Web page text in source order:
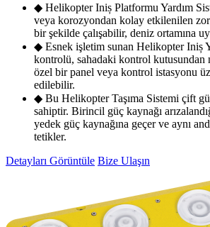
◆ Helikopter Iniș Platformu Yardım
veya korozyondan kolay etkilenilen
bir şekilde çalışabilir, deniz ortamına
◆ Esnek işletim sunan Helikopter Iniș
kontrolü, sahadaki kontrol kutusundan
özel bir panel veya kontrol istasyonu
edilebilir.
◆ Bu Helikopter Taşıma Sistemi çift
sahiptir. Birincil güç kaynağı
yedek güç kaynağına geçer ve aynı
tetikler.
Detayları Görüntüle Bize Ulaşın